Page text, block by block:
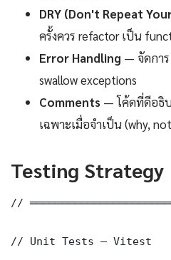
DRY (Don't Repeat
ครั้งควร refactor เป็น
Error Handling — จัดการ
swallow exceptions
Comments — โค้ดที่ดีอธิบ
เฉพาะเมื่อจำเป็น (why,
Testing Strategy
//
// Unit Tests — Vitest